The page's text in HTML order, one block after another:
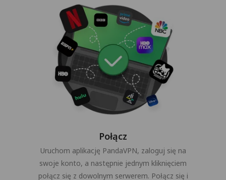
Połącz
Uruchom aplikację PandaVPN, zaloguj się na
swoje konto, a następnie jednym kliknięciem
połącz się z dowolnym serwerem. Połącz się i